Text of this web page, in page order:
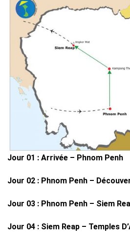
Jour 01 : Arrivée – Phnom Penh
Jour 02 : Phnom Penh –
Jour 03 : Phnom Penh – Siem
Jour 04 : Siem Reap – Temples